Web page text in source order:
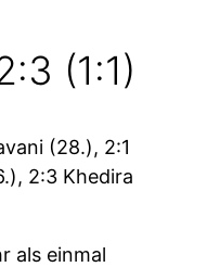
(1:1)
(28.), 2:1
2:3 Khedira
als einmal